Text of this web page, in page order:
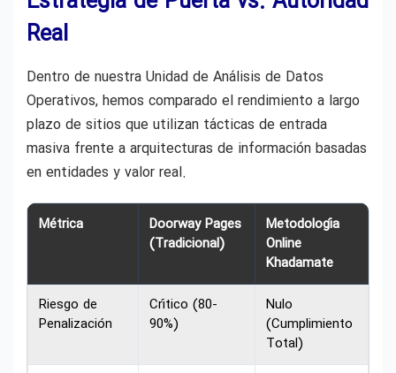
Real
Dentro de nuestra Unidad de Análisis de Datos
Operativos, hemos comparado el rendimiento a largo
plazo de sitios que utilizan tácticas de entrada
masiva frente a arquitecturas de información basadas
en entidades y valor real.
Métrica
Doorway Pages
(Tradicional)
Metodología
Online
Khadamate
Riesgo de
Penalización
Crítico (80-
90%)
Nulo
(Cumplimiento
Total)